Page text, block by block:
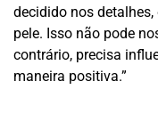
decidido nos
pele. Isso não pode
contrário, precisa
maneira positiva.”